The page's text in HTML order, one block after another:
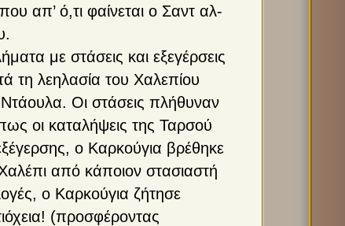
απ’ ό,τι φαίνεται ο Σαντ αλ-
με στάσεις και εξεγέρσεις
τη λεηλασία του Χαλεπίου
Οι στάσεις πλήθυναν
οι καταλήψεις της Ταρσού
ο Καρκούγια βρέθηκε
από κάποιον στασιαστή
ο Καρκούγια ζήτησε
(προσφέροντας